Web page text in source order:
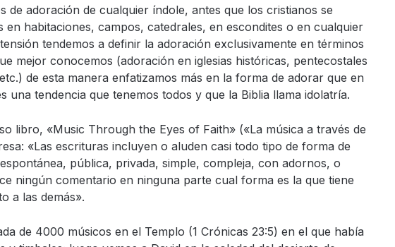
de adoración de cualquier índole, antes que los cristianos se
habitaciones, campos, catedrales, en escondites o en cualquier
tendemos a definir la adoración exclusivamente en términos
mejor conocemos (adoración en iglesias históricas, pentecostales
de esta manera enfatizamos más en la forma de adorar que en
una tendencia que tenemos todos y que la Biblia llama idolatría.
libro, «Music Through the Eyes of Faith» («La música a través de
«Las escrituras incluyen o aluden casi todo tipo de forma de
pública, privada, simple, compleja, con adornos, o
ningún comentario en ninguna parte cual forma es la que tiene
a las demás».
de 4000 músicos en el Templo (1 Crónicas 23:5) en el que había